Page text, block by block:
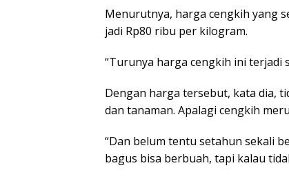
Menurutnya, harga cengkih yang
jadi Rp80 ribu per kilogram.
“Turunya harga cengkih ini terjadi
Dengan harga tersebut, kata dia,
dan tanaman. Apalagi cengkih
“Dan belum tentu setahun sekali
bagus bisa berbuah, tapi kalau